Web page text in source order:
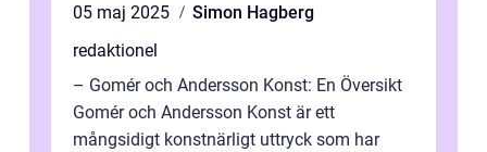
05 maj 2025
Simon Hagberg
redaktionel
– Gomér och Andersson Konst: En Översikt
Gomér och Andersson Konst är ett
mångsidigt konstnärligt uttryck som har